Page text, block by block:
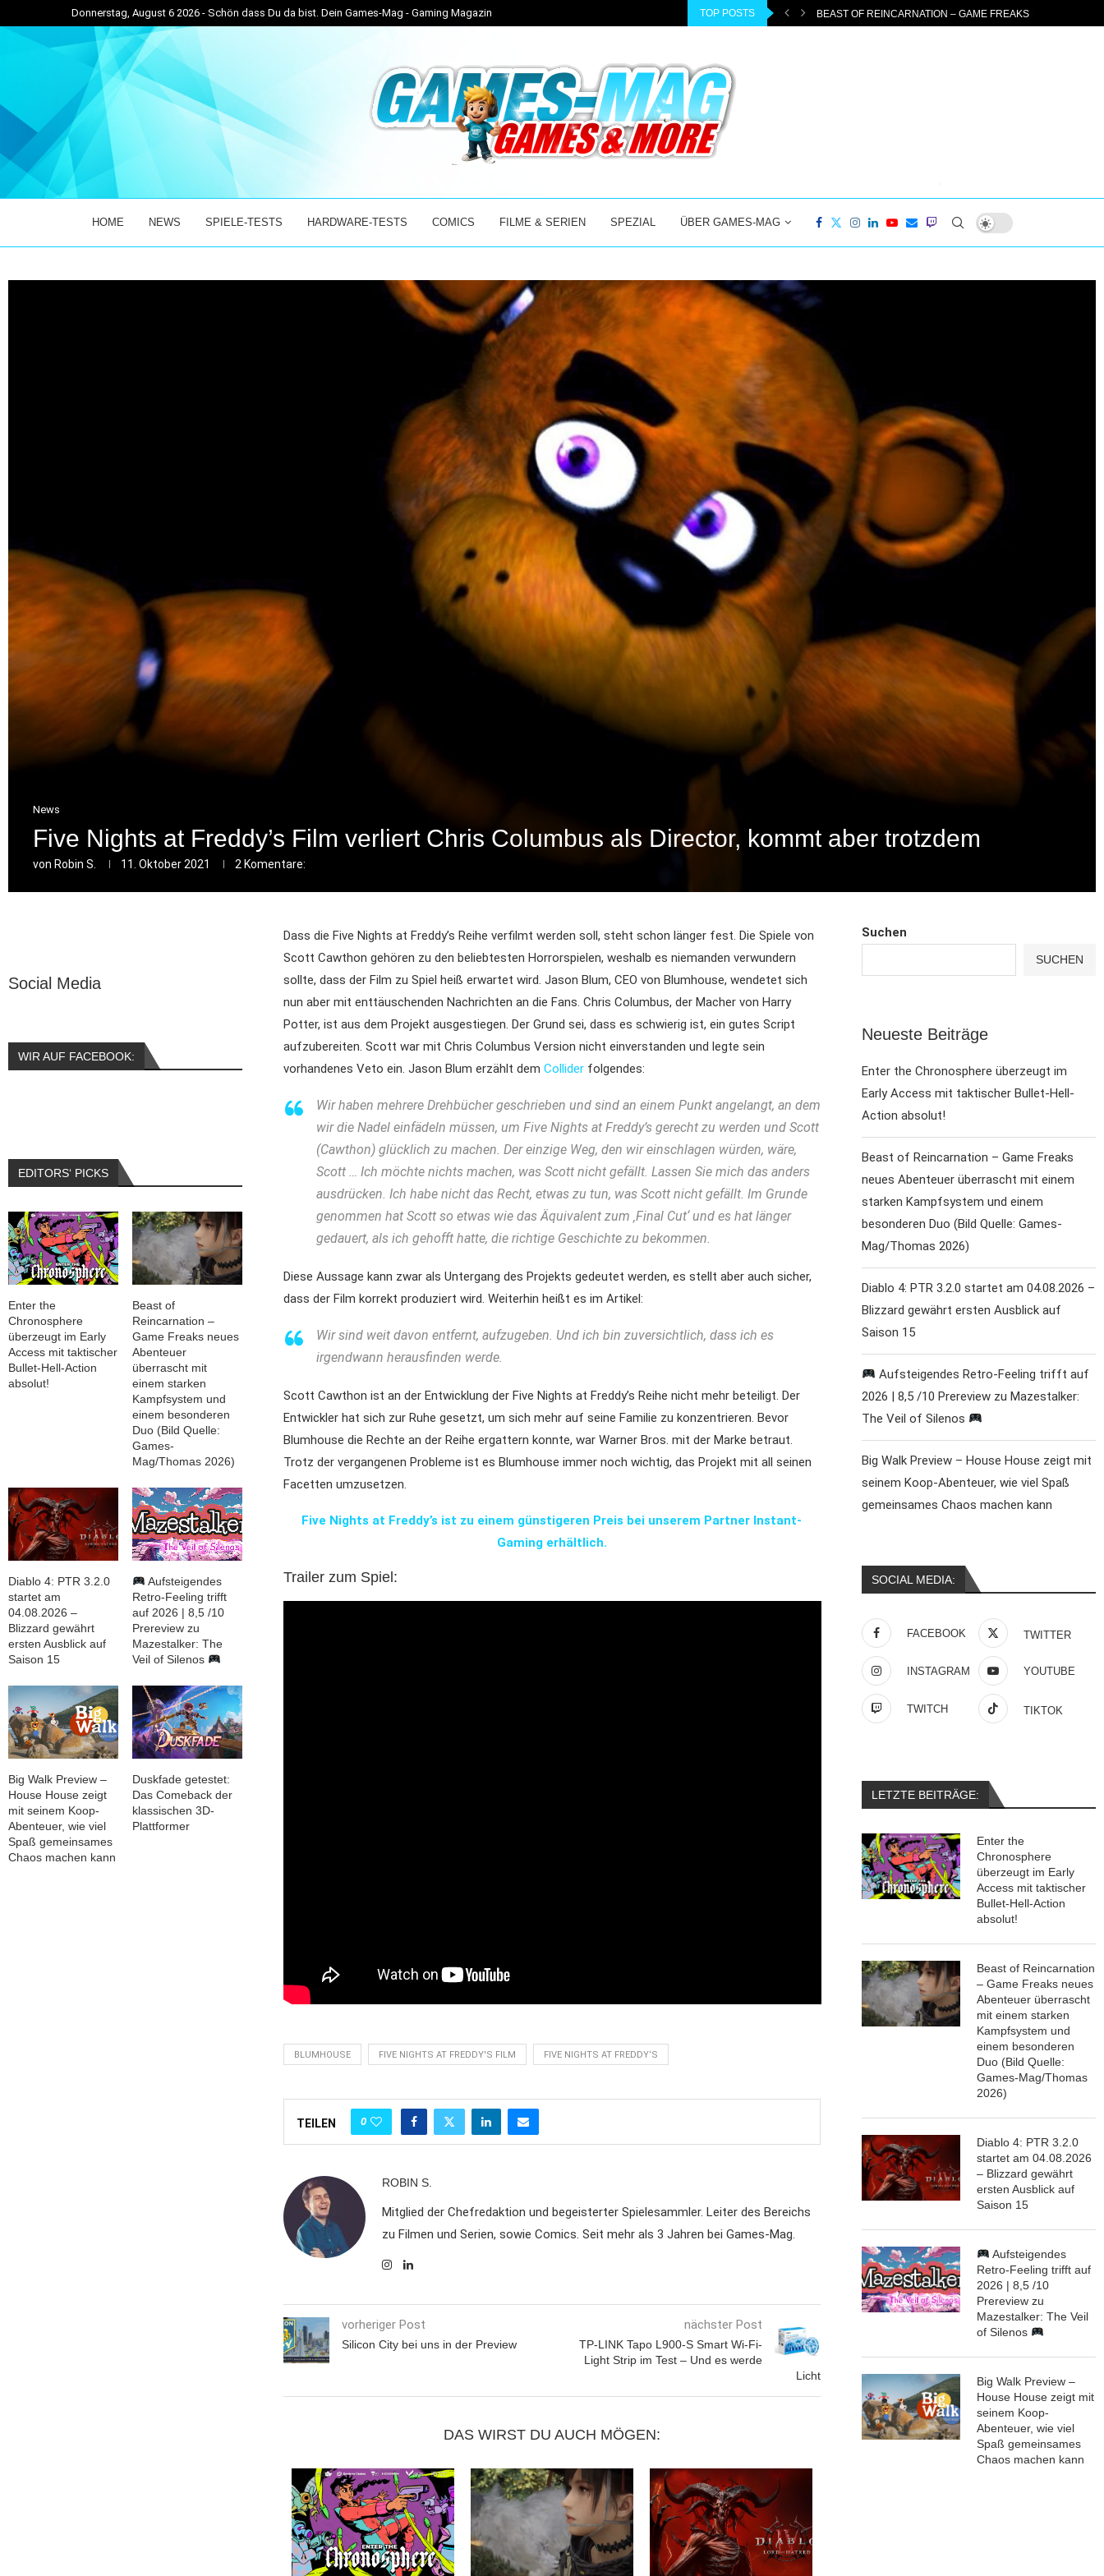
Donnerstag, August 6 2026 - Schön dass Du da bist. Dein Games-Mag - Gaming Magazin TOP POSTS
– DER... ENTER THE CHRONOSPHERE ÜBERZEUGT IM EARLY ACCESS MIT... BEAST OF REINCARNATION – GAME FREAKS NEUES ABENTEUER... DIABLO 4: PTR 3.2.0 STARTET AM 04.08.2026 –...
HOME NEWS SPIELE-TESTS HARDWARE-TESTS COMICS FILME & SERIEN SPEZIAL ÜBER GAMES-MAG
News
Five Nights at Freddy’s Film verliert Chris Columbus als Director, kommt aber trotzdem
von Robin S. 11. Oktober 2021 2 Komentare:
Dass die Five Nights at Freddy’s Reihe verfilmt werden soll, steht schon länger fest. Die Spiele von
Scott Cawthon gehören zu den beliebtesten Horrorspielen, weshalb es niemanden verwundern
sollte, dass der Film zu Spiel heiß erwartet wird. Jason Blum, CEO von Blumhouse, wendetet sich
nun aber mit enttäuschenden Nachrichten an die Fans. Chris Columbus, der Macher von Harry
Potter, ist aus dem Projekt ausgestiegen. Der Grund sei, dass es schwierig ist, ein gutes Script
aufzubereiten. Scott war mit Chris Columbus Version nicht einverstanden und legte sein
vorhandenes Veto ein. Jason Blum erzählt dem Colliderfolgendes:
Wir haben mehrere Drehbücher geschrieben und sind an einem Punkt angelangt, an dem
wir die Nadel einfädeln müssen, um Five Nights at Freddy’s gerecht zu werden und Scott
(Cawthon) glücklich zu machen. Der einzige Weg, den wir einschlagen würden, wäre,
Scott … Ich möchte nichts machen, was Scott nicht gefällt. Lassen Sie mich das anders
ausdrücken. Ich habe nicht das Recht, etwas zu tun, was Scott nicht gefällt. Im Grunde
genommen hat Scott so etwas wie das Äquivalent zum ‚Final Cut‘ und es hat länger
gedauert, als ich gehofft hatte, die richtige Geschichte zu bekommen.
Diese Aussage kann zwar als Untergang des Projekts gedeutet werden, es stellt aber auch sicher,
dass der Film korrekt produziert wird. Weiterhin heißt es im Artikel:
Wir sind weit davon entfernt, aufzugeben. Und ich bin zuversichtlich, dass ich es
irgendwann herausfinden werde.
Scott Cawthon ist an der Entwicklung der Five Nights at Freddy’s Reihe nicht mehr beteiligt. Der
Entwickler hat sich zur Ruhe gesetzt, um sich mehr auf seine Familie zu konzentrieren. Bevor
Blumhouse die Rechte an der Reihe ergattern konnte, war Warner Bros. mit der Marke betraut.
Trotz der vergangenen Probleme ist es Blumhouse immer noch wichtig, das Projekt mit all seinen
Facetten umzusetzen.
Five Nights at Freddy’s ist zu einem günstigeren Preis bei unserem Partner Instant-
Gaming erhältlich.
Trailer zum Spiel:
BLUMHOUSE FIVE NIGHTS AT FREDDY'S FILM FIVE NIGHTS AT FREDDY‘S
TEILEN 0
ROBIN S.
Mitglied der Chefredaktion und begeisterter Spielesammler. Leiter des Bereichs
zu Filmen und Serien, sowie Comics. Seit mehr als 3 Jahren bei Games-Mag.
vorheriger Post
Silicon City bei uns in der Preview
nächster Post
TP-LINK Tapo L900-S Smart Wi-Fi-
Light Strip im Test – Und es werde
Licht
DAS WIRST DU AUCH MÖGEN:
Suchen
SUCHEN
Neueste Beiträge
Enter the Chronosphere überzeugt im
Early Access mit taktischer Bullet-Hell-
Action absolut!
Beast of Reincarnation – Game Freaks
neues Abenteuer überrascht mit einem
starken Kampfsystem und einem
besonderen Duo (Bild Quelle: Games-
Mag/Thomas 2026)
Diablo 4: PTR 3.2.0 startet am 04.08.2026 –
Blizzard gewährt ersten Ausblick auf
Saison 15
Aufsteigendes Retro-Feeling trifft auf
2026 | 8,5 /10 Prereview zu Mazestalker:
The Veil of Silenos
Big Walk Preview – House House zeigt mit
seinem Koop-Abenteuer, wie viel Spaß
gemeinsames Chaos machen kann
SOCIAL MEDIA:
FACEBOOK TWITTER
INSTAGRAM YOUTUBE
TWITCH TIKTOK
LETZTE BEITRÄGE:
Enter the
Chronosphere
überzeugt im Early
Access mit taktischer
Bullet-Hell-Action
absolut!
Beast of Reincarnation
– Game Freaks neues
Abenteuer überrascht
mit einem starken
Kampfsystem und
einem besonderen
Duo (Bild Quelle:
Games-Mag/Thomas
2026)
Diablo 4: PTR 3.2.0
startet am 04.08.2026
– Blizzard gewährt
ersten Ausblick auf
Saison 15
Aufsteigendes
Retro-Feeling trifft auf
2026 | 8,5 /10
Prereview zu
Mazestalker: The Veil
of Silenos
Big Walk Preview –
House House zeigt mit
seinem Koop-
Abenteuer, wie viel
Spaß gemeinsames
Chaos machen kann
Social Media
WIR AUF FACEBOOK:
EDITORS‘ PICKS
Enter the
Chronosphere
überzeugt im Early
Access mit taktischer
Bullet-Hell-Action
absolut!
Beast of
Reincarnation –
Game Freaks neues
Abenteuer
überrascht mit
einem starken
Kampfsystem und
einem besonderen
Duo (Bild Quelle:
Games-
Mag/Thomas 2026)
Diablo 4: PTR 3.2.0
startet am
04.08.2026 –
Blizzard gewährt
ersten Ausblick auf
Saison 15
Aufsteigendes
Retro-Feeling trifft
auf 2026 | 8,5 /10
Prereview zu
Mazestalker: The
Veil of Silenos
Big Walk Preview –
House House zeigt
mit seinem Koop-
Abenteuer, wie viel
Spaß gemeinsames
Chaos machen kann
Duskfade getestet:
Das Comeback der
klassischen 3D-
Plattformer